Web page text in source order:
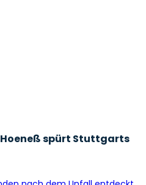
spürt Stuttgarts